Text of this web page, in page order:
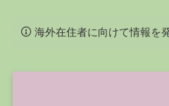
海外在住者に向けて情報を